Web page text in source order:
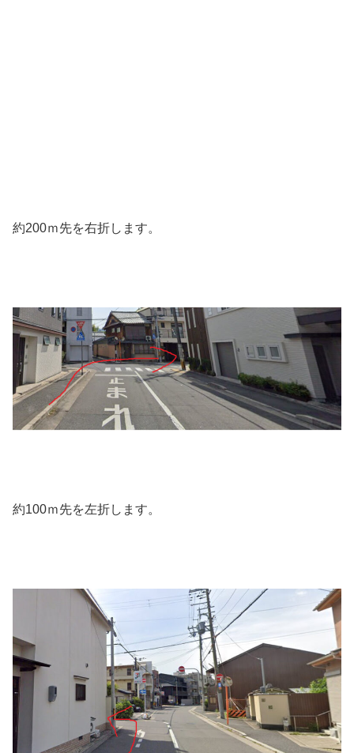
約200ｍ先を右折します。
約100ｍ先を左折します。